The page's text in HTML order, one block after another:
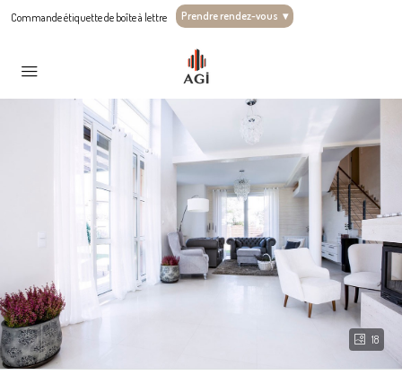
Commande étiquette de boîte à lettre Prendre rendez-vous ▾
18